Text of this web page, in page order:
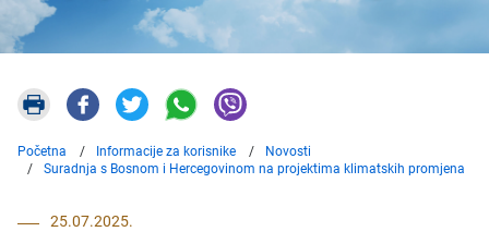
Početna Informacije za korisnike
Novosti
Suradnja s Bosnom i Hercegovinom na projektima klimatskih promjena
25.07.2025.